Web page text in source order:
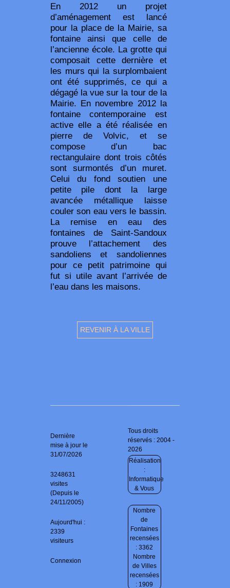
En 2012 un projet
d’aménagement est lancé
pour la place de la Mairie, sa
fontaine ainsi que celle de
l’ancienne école. La grotte qui
composait cette dernière et
les murs qui la surplombaient
ont été supprimés, ce qui a
dégagé la vue sur la tour de la
Mairie. En novembre 2012 la
fontaine contemporaine est
active elle a été réalisée en
pierre de Volvic, et se
compose d’un bac
rectangulaire dont trois côtés
sont surmontés d’un muret.
Celui du fond soutien une
petite pile dont la large
avancée métallique laisse
couler son eau vers le bassin.
La remise en eau des
fontaines de Saint-Sandoux
prouve l’attachement des
sandoliens et sandoliennes
pour ce petit patrimoine qui
fut si utile avant l’arrivée de
l’eau dans les maisons.
REVENIR À LA VILLE
Dernière
mise à jour le
31/07/2026
3248631
visites
(Depuis le
24/11/2005)
Aujourd'hui :
2339
visiteurs
Connexion
Tous droits
réservés : 2004 -
2026
Réalisation
:
Informatique
& Vous
Nombre
de
Fontaines
recensées
: 3362
Nombre
de Villes
recensées
: 1909